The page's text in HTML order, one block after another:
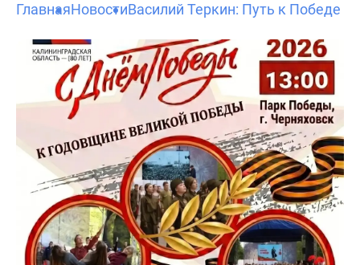
ГлавнаяНовостиВасилий Теркин: Путь к Победе